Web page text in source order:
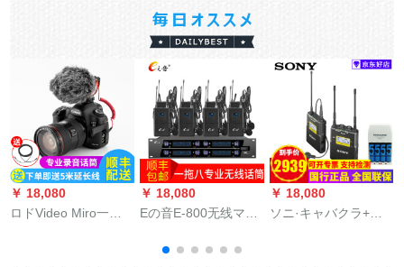
￥ 18,080
ロドVideo Miro一眼
￥ 18,080
Eの音E-800无线マイ
を持っています。グ
￥ 18,080
ソニ·キャバクラ+数